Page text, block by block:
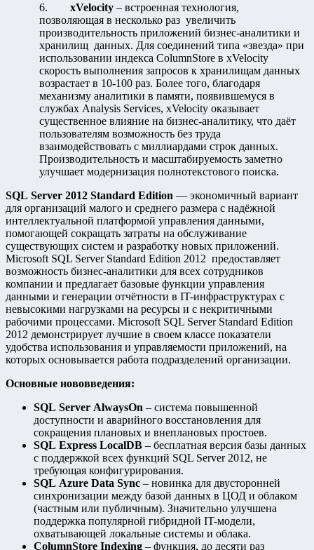
6. xVelocity – встроенная технология,
позволяющая в несколько раз увеличить
производительность приложений бизнес-аналитики и
хранилищ данных. Для соединений типа «звезда» при
использовании индекса ColumnStore в xVelocity
скорость выполнения запросов к хранилищам данных
возрастает в 10-100 раз. Более того, благодаря
механизму аналитики в памяти, появившемуся в
службах Analysis Services, xVelocity оказывает
существенное влияние на бизнес-аналитику, что даёт
пользователям возможность без труда
взаимодействовать с миллиардами строк данных.
Производительность и масштабируемость заметно
улучшает модернизация полнотекстового поиска.
SQL Server 2012 Standard Edition — экономичный вариант
для организаций малого и среднего размера с надёжной
интеллектуальной платформой управления данными,
помогающей сокращать затраты на обслуживание
существующих систем и разработку новых приложений.
Microsoft SQL Server Standard Edition 2012 предоставляет
возможность бизнес-аналитики для всех сотрудников
компании и предлагает базовые функции управления
данными и генерации отчётности в IT-инфраструктурах с
невысокими нагрузками на ресурсы и с некритичными
рабочими процессами. Microsoft SQL Server Standard Edition
2012 демонстрирует лучшие в своем классе показатели
удобства использования и управляемости приложений, на
которых основывается работа подразделений организации.
Основные нововведения:
SQL Server AlwaysOn – система повышенной
доступности и аварийного восстановления для
сокращения плановых и внеплановых простоев.
SQL Express LocalDB – бесплатная версия базы данных
с поддержкой всех функций SQL Server 2012, не
требующая конфигурирования.
SQL Azure Data Sync – новинка для двусторонней
синхронизации между базой данных в ЦОД и облаком
(частным или публичным). Значительно улучшена
поддержка популярной гибридной IT-модели,
охватывающей локальные системы и облака.
ColumnStore Indexing – функция, до десяти раз